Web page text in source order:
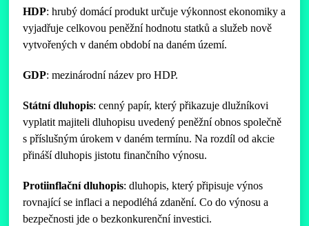
HDP: hrubý domácí produkt určuje výkonnost ekonomiky a
vyjadřuje celkovou peněžní hodnotu statků a služeb nově
vytvořených v daném období na daném území.
GDP: mezinárodní název pro HDP.
Státní dluhopis: cenný papír, který přikazuje dlužníkovi
vyplatit majiteli dluhopisu uvedený peněžní obnos společně
s příslušným úrokem v daném termínu. Na rozdíl od akcie
přináší dluhopis jistotu finančního výnosu.
Protiinflační dluhopis: dluhopis, který připisuje výnos
rovnající se inflaci a nepodléhá zdanění. Co do výnosu a
bezpečnosti jde o bezkonkurenční investici.